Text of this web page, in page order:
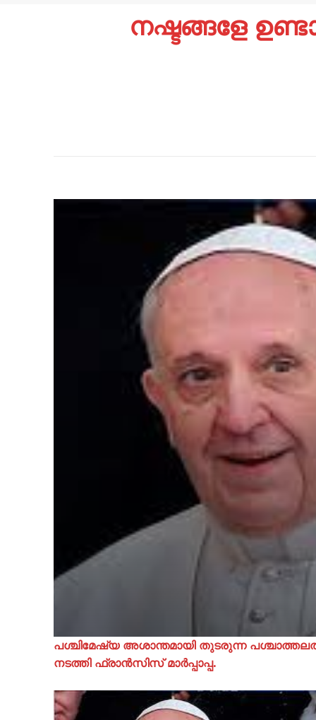
നഷ്ടങ്ങളേ
പശ്ചിമേഷ്യ അശാന്തമായി തുടരുന്ന
നടത്തി ഫ്രാൻസിസ് മാർപ്പാപ്പ.